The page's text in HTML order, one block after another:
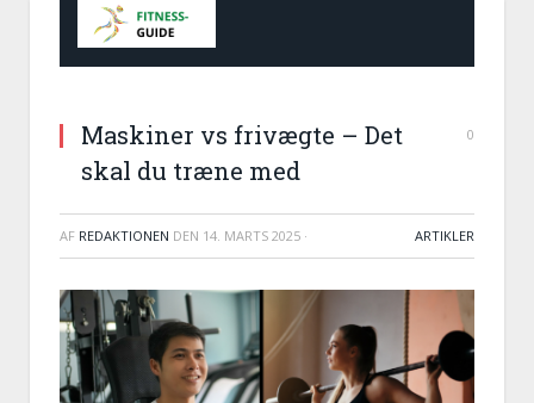
Maskiner vs frivægte – Det
skal du træne med
0
AF REDAKTIONEN DEN 14. MARTS 2025 · ARTIKLER